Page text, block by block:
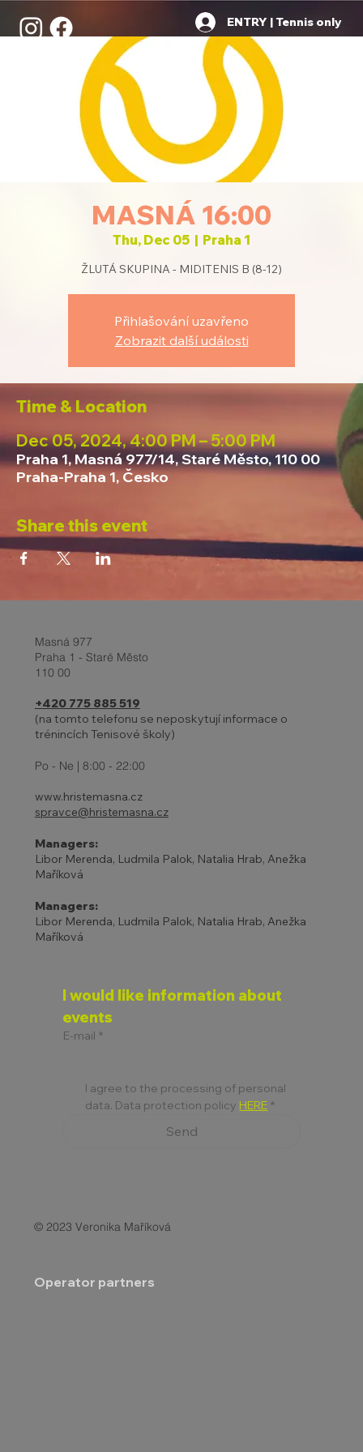
ENTRY | Tennis only
MASNÁ 16:00
Thu, Dec 05
  |
Praha 1
ŽLUTÁ SKUPINA - MIDITENIS B (8-12)
Přihlašování uzavřeno
Zobrazit další události
Time & Location
Dec 05, 2024, 4:00 PM – 5:00 PM
Praha 1, Masná 977/14, Staré Město, 110 00
Praha-Praha 1, Česko
Share this event
Masná 977
Praha 1 - Staré Město
110 00
+420 775 885 519
(na tomto telefonu se neposkytují informace o
trénincích Tenisové školy)
Po - Ne | 8:00 - 22:00
www.hristemasna.cz
spravce@hristemasna.cz
Managers:
Libor Merenda, Ludmila Palok, Natalia Hrab, Anežka
Maříková
Managers:
Libor Merenda, Ludmila Palok, Natalia Hrab, Anežka
Maříková
I would like information about
events
E-mail *
I agree to the processing of personal
data. Data protection policy HERE *
Send
© 2023 Veronika Maříková
Operator partners